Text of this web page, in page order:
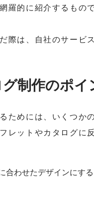
羅的に紹介するも
際は、自社のサービ
制作のポイ
ためには、いくつか
レットやカタログに
合わせたデザインにす